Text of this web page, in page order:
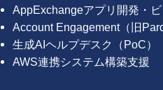
AppExchangeアプリ開発・
Account Engagement（旧
生成AIヘルプデスク（PoC）
AWS連携システム構築支援